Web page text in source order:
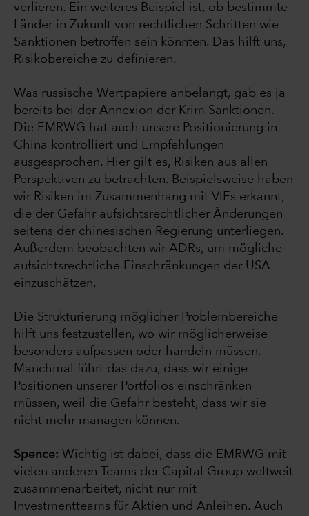
verlieren. Ein weiteres Beispiel ist, ob bestimmte
Länder in Zukunft von rechtlichen Schritten wie
Sanktionen betroffen sein könnten. Das hilft uns,
Risikobereiche zu definieren.
Was russische Wertpapiere anbelangt, gab es ja
bereits bei der Annexion der Krim Sanktionen.
Die EMRWG hat auch unsere Positionierung in
China kontrolliert und Empfehlungen
ausgesprochen. Hier gilt es, Risiken aus allen
Perspektiven zu betrachten. Beispielsweise haben
wir Risiken im Zusammenhang mit VIEs erkannt,
die der Gefahr aufsichtsrechtlicher Änderungen
seitens der chinesischen Regierung unterliegen.
Außerdem beobachten wir ADRs, um mögliche
aufsichtsrechtliche Einschränkungen der USA
einzuschätzen.
Die Strukturierung möglicher Problembereiche
hilft uns festzustellen, wo wir möglicherweise
besonders aufpassen oder handeln müssen.
Manchmal führt das dazu, dass wir einige
Positionen unserer Portfolios einschränken
müssen, weil die Gefahr besteht, dass wir sie
nicht mehr managen können.
Spence: Wichtig ist dabei, dass die EMRWG mit
vielen anderen Teams der Capital Group weltweit
zusammenarbeitet, nicht nur mit
Investmentteams für Aktien und Anleihen. Auch